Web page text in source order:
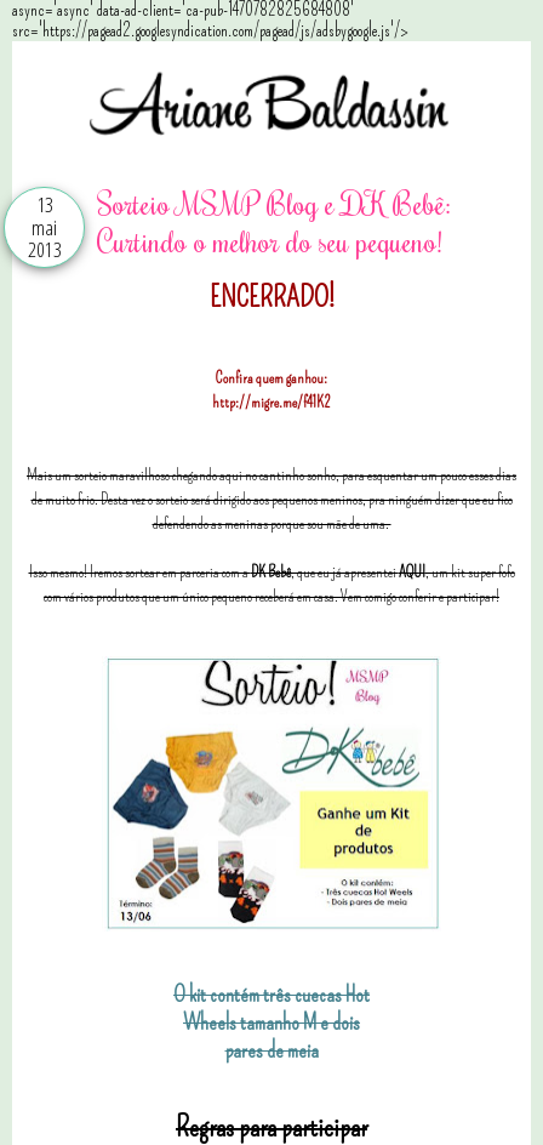
async='async' data-ad-client='ca-pub-1470782825684808'
src='https://pagead2.googlesyndication.com/pagead/js/adsbygoogle.js'/>
13
mai
2013
Sorteio MSMP Blog e DK Bebê:
Curtindo o melhor do seu pequeno!
ENCERRADO!
Confira quem ganhou:
http://migre.me/f41K2
Mais um sorteio maravilhoso chegando aqui no cantinho sonho, para esquentar um pouco esses dias
de muito frio. Desta vez o sorteio será dirigido aos pequenos meninos, pra ninguém dizer que eu fico
defendendo as meninas porque sou mãe de uma.
Isso mesmo! Iremos sortear em parceria com aDK Bebê, que eu já apresenteiAQUI, um kit super fofo
com vários produtos que um único pequeno receberá em casa. Vem comigo conferir e participar!
O kit contém três cuecas Hot
Wheels tamanho M e dois
pares de meia
Regras para participar